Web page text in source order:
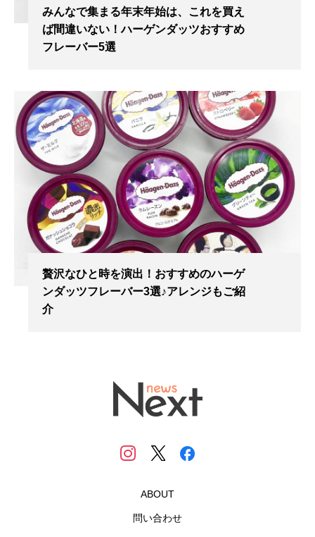
みんなで集まる年末年始は、これを買え
ば間違いない！ハーゲンダッツおすすめ
フレーバー5選
贅沢なひと時を演出！おすすめのハーゲ
ンダッツフレーバー3選♪アレンジもご紹
介
ABOUT
問い合わせ